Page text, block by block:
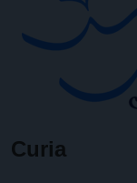
Curia